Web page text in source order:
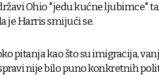
Ohio "jedu kućne ljubimce"
je Harris smijući se.
pitanja kao što su imigracija,
nije bilo puno konkretnih